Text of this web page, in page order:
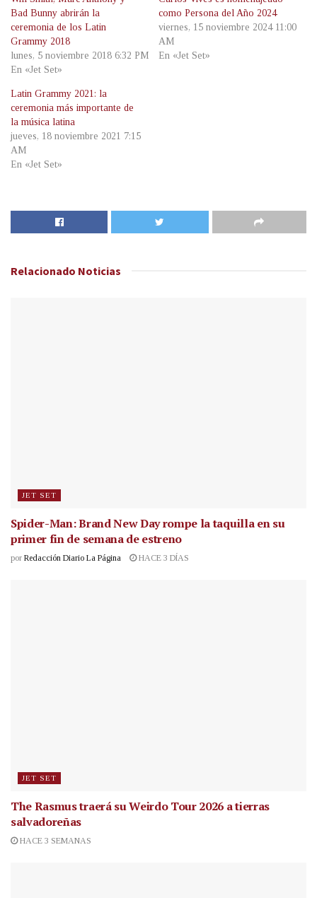
Bad Bunny abrirán la
ceremonia de los Latin
Grammy 2018
lunes, 5 noviembre 2018 6:32 PM
En «Jet Set»
como Persona del Año 2024
viernes, 15 noviembre 2024 11:00
AM
En «Jet Set»
Latin Grammy 2021: la
ceremonia más importante de
la música latina
jueves, 18 noviembre 2021 7:15
AM
En «Jet Set»
Relacionado Noticias
JET SET
Spider-Man: Brand New Day rompe la taquilla en su
primer fin de semana de estreno
por Redacción Diario La Página HACE 3 DÍAS
JET SET
The Rasmus traerá su Weirdo Tour 2026 a tierras
salvadoreñas
HACE 3 SEMANAS